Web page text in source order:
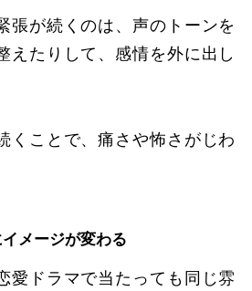
張が続くのは、声のトーンを
えたりして、感情を外に出し
くことで、痛さや怖さがじわ
メージが変わる
愛ドラマで当たっても同じ雰